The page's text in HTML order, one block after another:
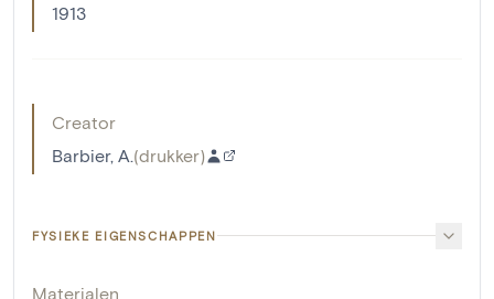
1913
Creator
Barbier, A. (drukker)
FYSIEKE EIGENSCHAPPEN
Materialen